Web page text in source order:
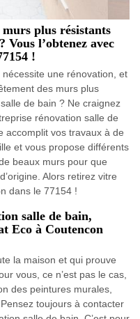
plus résistants
l’obtenez avec
!
une rénovation, et
des murs plus
de bain ? Ne craignez
rénovation salle de
accomplit vos travaux à de
et vous propose différents
beaux murs pour que
Alors retirez vitre
dans le 77154 !
salle de bain,
Eco à Coutencon
la maison et qui prouve
vous, ce n’est pas le cas,
des peintures murales,
toujours à contacter